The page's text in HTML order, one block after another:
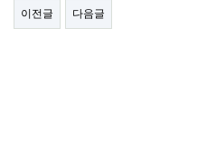
이전글 다음글